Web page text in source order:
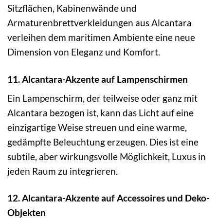
Sitzflächen, Kabinenwände und
Armaturenbrettverkleidungen aus Alcantara
verleihen dem maritimen Ambiente eine neue
Dimension von Eleganz und Komfort.
11. Alcantara-Akzente auf Lampenschirmen
Ein Lampenschirm, der teilweise oder ganz mit
Alcantara bezogen ist, kann das Licht auf eine
einzigartige Weise streuen und eine warme,
gedämpfte Beleuchtung erzeugen. Dies ist eine
subtile, aber wirkungsvolle Möglichkeit, Luxus in
jeden Raum zu integrieren.
12. Alcantara-Akzente auf Accessoires und Deko-
Objekten